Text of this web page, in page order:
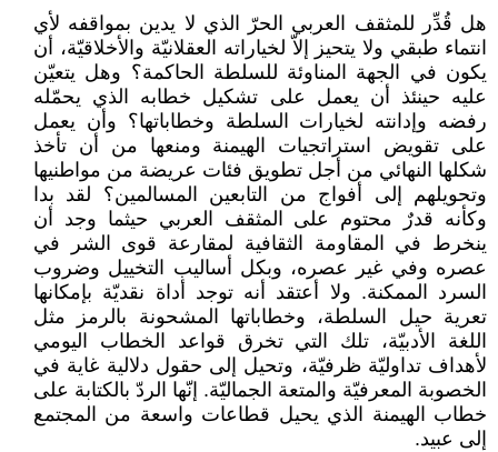
هل قُدِّر للمثقف العربي الحرّ الذي لا يدين بمواقفه لأي
انتماء طبقي ولا يتحيز إلاّ لخياراته العقلانيّة والأخلاقيّة، أن
يكون في الجهة المناوئة للسلطة الحاكمة؟ وهل يتعيّن
عليه حينئذ أن يعمل على تشكيل خطابه الذي يحمّله
رفضه وإدانته لخيارات السلطة وخطاباتها؟ وأن يعمل
على تقويض استراتجيات الهيمنة ومنعها من أن تأخذ
شكلها النهائي من أجل تطويق فئات عريضة من مواطنيها
وتحويلهم إلى أفواج من التابعين المسالمين؟ لقد بدا
وكأنه قدرٌ محتوم على المثقف العربي حيثما وجد أن
ينخرط في المقاومة الثقافية لمقارعة قوى الشر في
عصره وفي غير عصره، وبكل أساليب التخييل وضروب
السرد الممكنة. ولا أعتقد أنه توجد أداة نقديّة بإمكانها
تعرية حيل السلطة، وخطاباتها المشحونة بالرمز مثل
اللغة الأدبيّة، تلك التي تخرق قواعد الخطاب اليومي
لأهداف تداوليّة ظرفيّة، وتحيل إلى حقول دلالية غاية في
الخصوبة المعرفيّة والمتعة الجماليّة. إنّها الردّ بالكتابة على
خطاب الهيمنة الذي يحيل قطاعات واسعة من المجتمع
إلى عبيد.